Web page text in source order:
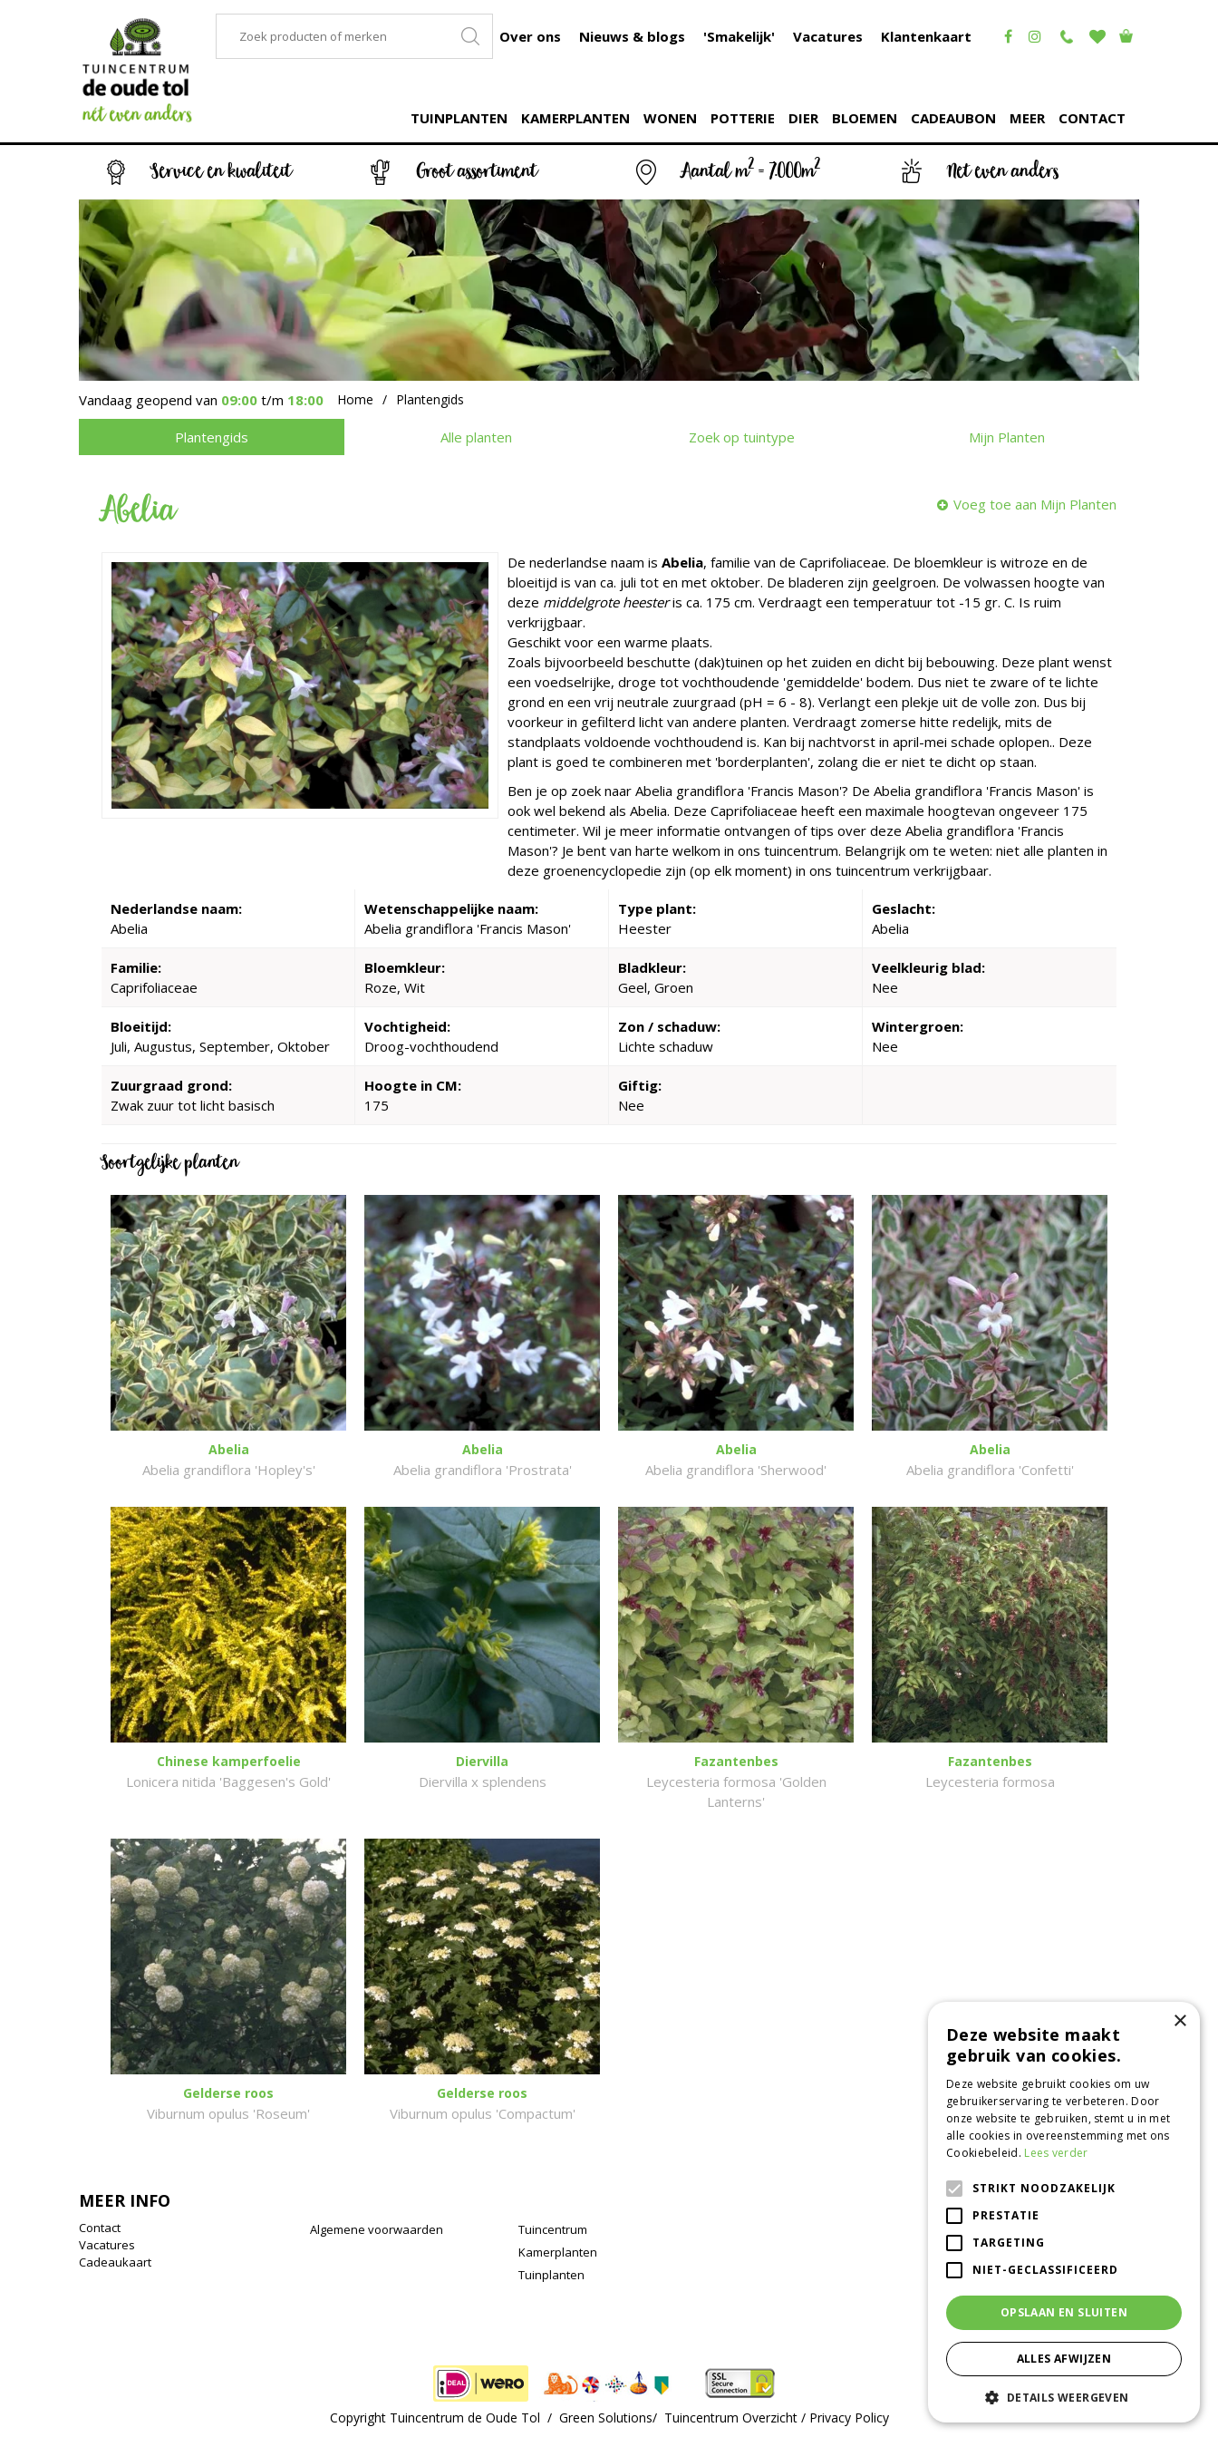
Service en kwaliteit Groot assortiment Aantal m2= 7.000m2 Net even anders
Vandaag geopend van 09:00 t/m 18:00 Home Plantengids
Over ons Nieuws & blogs 'Smakelijk' Vacatures Klantenkaart
TUINPLANTEN KAMERPLANTEN WONEN POTTERIE DIER BLOEMEN CADEAUBON MEER CONTACT
Plantengids Alle planten Zoek op tuintype Mijn Planten
Abelia Voeg toe aan Mijn Planten
De nederlandse naam is Abelia, familie van de Caprifoliaceae. De bloemkleur is witroze en de
bloeitijd is van ca. juli tot en met oktober. De bladeren zijn geelgroen. De volwassen hoogte van
deze middelgrote heesteris ca. 175 cm. Verdraagt een temperatuur tot -15 gr. C. Is ruim
verkrijgbaar.
Geschikt voor een warme plaats.
Zoals bijvoorbeeld beschutte (dak)tuinen op het zuiden en dicht bij bebouwing. Deze plant wenst
een voedselrijke, droge tot vochthoudende 'gemiddelde' bodem. Dus niet te zware of te lichte
grond en een vrij neutrale zuurgraad (pH = 6 - 8). Verlangt een plekje uit de volle zon. Dus bij
voorkeur in gefilterd licht van andere planten. Verdraagt zomerse hitte redelijk, mits de
standplaats voldoende vochthoudend is. Kan bij nachtvorst in april-mei schade oplopen.. Deze
plant is goed te combineren met 'borderplanten', zolang die er niet te dicht op staan.
Ben je op zoek naar Abelia grandiflora 'Francis Mason'? De Abelia grandiflora 'Francis Mason' is
ook wel bekend als Abelia. Deze Caprifoliaceae heeft een maximale hoogtevan ongeveer 175
centimeter. Wil je meer informatie ontvangen of tips over deze Abelia grandiflora 'Francis
Mason'? Je bent van harte welkom in ons tuincentrum. Belangrijk om te weten: niet alle planten in
deze groenencyclopedie zijn (op elk moment) in ons tuincentrum verkrijgbaar.
Nederlandse naam:
Abelia
Wetenschappelijke naam:
Abelia grandiflora 'Francis Mason'
Type plant:
Heester
Geslacht:
Abelia
Familie:
Caprifoliaceae
Bloemkleur:
Roze, Wit
Bladkleur:
Geel, Groen
Veelkleurig blad:
Nee
Bloeitijd:
Juli, Augustus, September, Oktober
Vochtigheid:
Droog-vochthoudend
Zon / schaduw:
Lichte schaduw
Wintergroen:
Nee
Zuurgraad grond:
Zwak zuur tot licht basisch
Hoogte in CM:
175
Giftig:
Nee
Soortgelijke planten
Abelia
Abelia grandiflora 'Hopley's'
Abelia
Abelia grandiflora 'Prostrata'
Abelia
Abelia grandiflora 'Sherwood'
Abelia
Abelia grandiflora 'Confetti'
Chinese kamperfoelie
Lonicera nitida 'Baggesen's Gold'
Diervilla
Diervilla x splendens
Fazantenbes
Leycesteria formosa 'Golden
Lanterns'
Fazantenbes
Leycesteria formosa
Gelderse roos
Viburnum opulus 'Roseum'
Gelderse roos
Viburnum opulus 'Compactum'
MEER INFO
Contact
Vacatures
Cadeaukaart
CONTACT
Tuincentrum de Oude Tol
Grintweg 360
6704 AS Wageningen
0317 - 41 08 35
info@tuincentrumdeoudetol.nl
Beoordeel ons viaGoogle!
Algemene voorwaarden
Tuincentrum
Kamerplanten
Tuinplanten
Copyright Tuincentrum de Oude Tol / Green Solutions/ Tuincentrum Overzicht/ Privacy Policy
×
Deze website maakt
gebruik van cookies.
Deze website gebruikt cookies om uw
gebruikerservaring te verbeteren. Door
onze website te gebruiken, stemt u in met
alle cookies in overeenstemming met ons
Cookiebeleid. Lees verder
STRIKT NOODZAKELIJK
PRESTATIE
TARGETING
NIET-GECLASSIFICEERD
OPSLAAN EN SLUITEN
ALLES AFWIJZEN
DETAILS WEERGEVEN